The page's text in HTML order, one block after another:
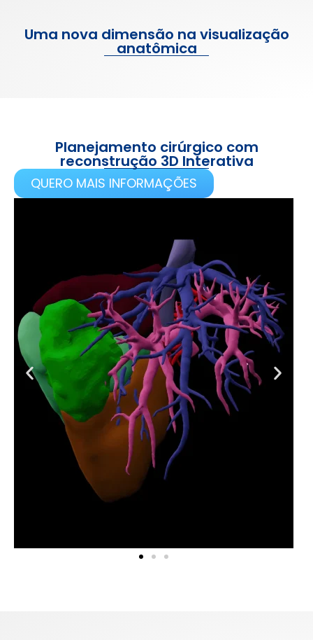
Uma nova dimensão na visualização
anatômica
Planejamento cirúrgico com
reconstrução 3D Interativa
QUERO MAIS INFORMAÇÕES